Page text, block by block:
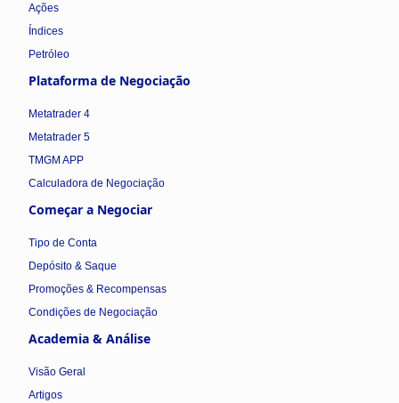
Ações
Índices
Petróleo
Plataforma de Negociação
Metatrader 4
Metatrader 5
TMGM APP
Calculadora de Negociação
Começar a Negociar
Tipo de Conta
Depósito & Saque
Promoções & Recompensas
Condições de Negociação
Academia & Análise
Visão Geral
Artigos